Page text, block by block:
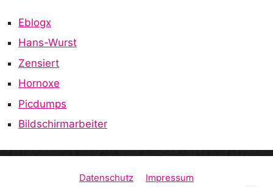
Eblogx
Hans-Wurst
Zensiert
Hornoxe
Picdumps
Bildschirmarbeiter
Datenschutz Impressum